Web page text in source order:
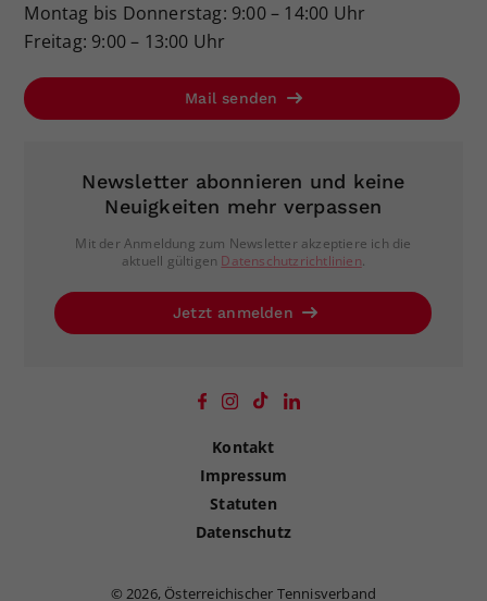
Montag bis Donnerstag: 9:00 – 14:00 Uhr
Freitag: 9:00 – 13:00 Uhr
Mail senden
Newsletter abonnieren und keine
Neuigkeiten mehr verpassen
Mit der Anmeldung zum Newsletter akzeptiere ich die
aktuell gültigen Datenschutzrichtlinien.
Jetzt anmelden
Kontakt
Impressum
Statuten
Datenschutz
©2026, Österreichischer Tennisverband